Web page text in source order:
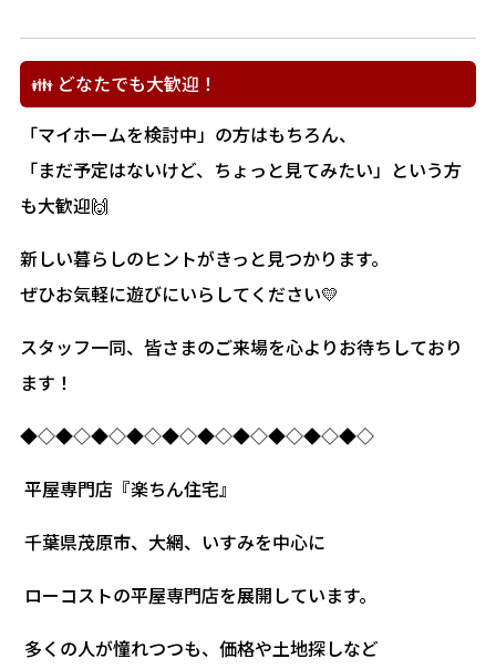
👪 どなたでも大歓迎！
「マイホームを検討中」の方はもちろん、
「まだ予定はないけど、ちょっと見てみたい」という方
も大歓迎🙌
新しい暮らしのヒントがきっと見つかります。
ぜひお気軽に遊びにいらしてください💛
スタッフ一同、皆さまのご来場を心よりお待ちしており
ます！
◆◇◆◇◆◇◆◇◆◇◆◇◆◇◆◇◆◇◆◇
平屋専門店『楽ちん住宅』
千葉県茂原市、大網、いすみを中心に
ローコストの平屋専門店を展開しています。
多くの人が憧れつつも、価格や土地探しなど